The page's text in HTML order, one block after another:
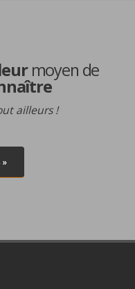
moyen de
ailleurs !
»